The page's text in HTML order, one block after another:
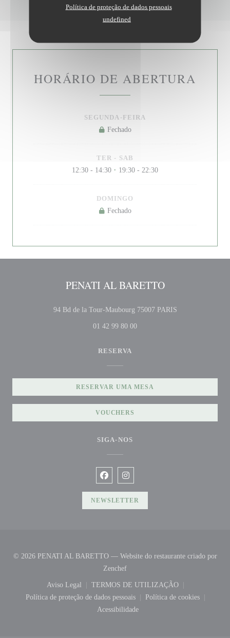
Política de proteção de dados pessoais
undefined
HORÁRIO DE ABERTURA
SEGUNDA-FEIRA
Fechado
TER - SAB
12:30 - 14:30 • 19:30 - 22:30
DOMINGO
Fechado
PENATI AL BARETTO
94 Bd de la Tour-Maubourg 75007 PARIS((abre numa nova
01 42 99 80 00
RESERVA
RESERVAR UMA MESA
VOUCHERS
SIGA-NOS
Facebook ((abre numa nova janela))
Instagram ((abre numa nova
NEWSLETTER
© 2026 PENATI AL BARETTO — Website do restaurante criado por
Zenchef((abre numa nova janela))
Aviso Legal
((abre numa nova janela))
TERMOS DE UTILIZAÇÃO
((abre numa nova janela))
Política de proteção de dados pessoais
((abre numa nova janela))
Política de cookies
((abre numa
Acessibilidade